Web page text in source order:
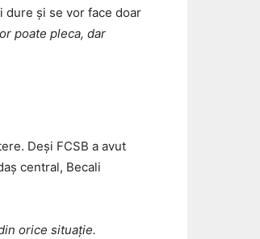
dure și se vor face doar
poate pleca, dar
Deși FCSB a avut
central, Becali
orice situație.